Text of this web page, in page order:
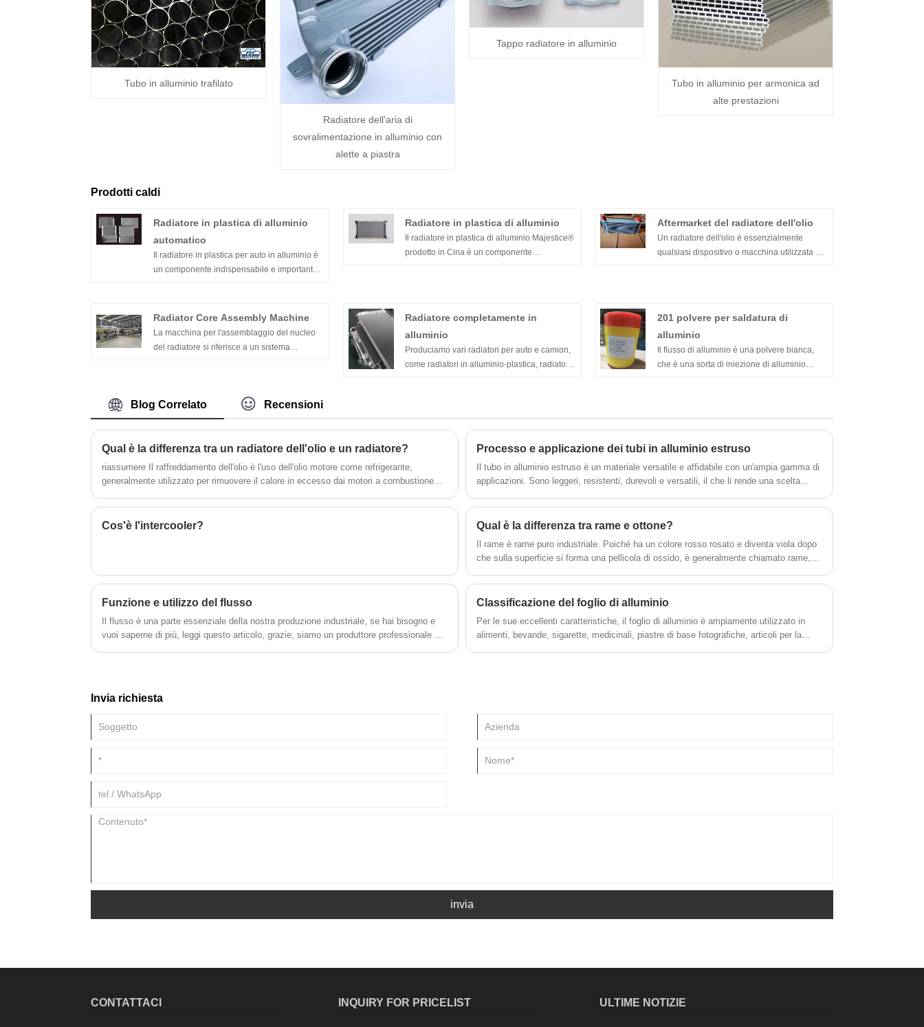
Tubo in alluminio trafilato
Radiatore dell'aria di
sovralimentazione in alluminio con
alette a piastra
Tappo radiatore in alluminio
Tubo in alluminio per armonica ad
alte prestazioni
Prodotti caldi
Radiatore in plastica di alluminio
automatico
Il radiatore in plastica per auto in alluminio è
un componente indispensabile e importante
Radiatore in plastica di alluminio
Il radiatore in plastica di alluminio Majestice®
prodotto in Cina è un componente
Aftermarket del radiatore dell'olio
Un radiatore dell'olio è essenzialmente
qualsiasi dispositivo o macchina utilizzata per
aftermarket per radiatori dell'olio.
Collaboriamo professionalmente con il
mercato post-vendita. In caso di necessità,
non esitare a contattarci.
Radiator Core Assembly Machine
La macchina per l'assemblaggio del nucleo
del radiatore si riferisce a un sistema
nucleo.La macchina per l'assemblaggio del
nucleo del radiatore può produrre nuclei
dello scambiatore di calore come
condensatori, radiatori, riscaldatori,
evaporatori e intercooler.
Radiatore completamente in
alluminio
Produciamo vari radiatori per auto e camion,
come radiatori in alluminio-plastica, radiatori
radiatori per cambi, radiatori per trattori,
radiatori per mietitrici, radiatore per olio ad
alta pressione con alette a piastra, come
come radiatore del generatore, radiatore
EGR, radiatore idraulico, ecc. Possiamo
produrre radiatori con elevata stabilità e
prestazioni speciali per l'esportazione e
possiamo progettare radiatori in base alle
201 polvere per saldatura di
alluminio
Il flusso di alluminio è una polvere bianca,
che è una sorta di iniezione di alluminio
Blog Correlato Recensioni
Qual è la differenza tra un radiatore dell'olio e un radiatore?
riassumere Il raffreddamento dell'olio è l'uso dell'olio motore come refrigerante,
generalmente utilizzato per rimuovere il calore in eccesso dai motori a combustione
scambiatore di calore, solitamente un tipo di radiatore chiamato radiatore dell'olio. Il
raffreddamento ad acqua è l'uso dell'acqua come mezzo di assorbimento del calore
Processo e applicazione dei tubi in alluminio estruso
Il tubo in alluminio estruso è un materiale versatile e affidabile con un'ampia gamma di
applicazioni. Sono leggeri, resistenti, durevoli e versatili, il che li rende una scelta
Cos'è l'intercooler? Qual è la differenza tra rame e ottone?
Il rame è rame puro industriale. Poiché ha un colore rosso rosato e diventa viola dopo
che sulla superficie si forma una pellicola di ossido, è generalmente chiamato rame,
anche chiamato rame contenente ossigeno e talvolta può anche essere considerato
una lega di rame.
Funzione e utilizzo del flusso
Il flusso è una parte essenziale della nostra produzione industriale, se hai bisogno e
vuoi saperne di più, leggi questo articolo, grazie, siamo un produttore professionale di
Classificazione del foglio di alluminio
Per le sue eccellenti caratteristiche, il foglio di alluminio è ampiamente utilizzato in
alimenti, bevande, sigarette, medicinali, piastre di base fotografiche, articoli per la
Invia richiesta
invia
CONTATTACI INQUIRY FOR PRICELIST ULTIME NOTIZIE